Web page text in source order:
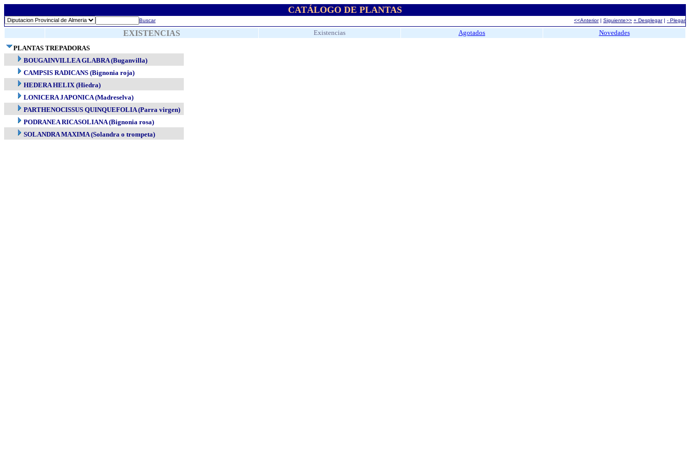
CATÁLOGO DE PLANTAS
Buscar <<Anterior| Siguiente>> + Desplegar| - Plegar
EXISTENCIAS Existencias Agotados
Novedades
PLANTAS TREPADORAS
BOUGAINVILLEA GLABRA (Buganvilla)
CAMPSIS RADICANS (Bignonia roja)
HEDERA HELIX (Hiedra)
LONICERA JAPONICA (Madreselva)
PARTHENOCISSUS QUINQUEFOLIA (Parra virgen)
PODRANEA RICASOLIANA (Bignonia rosa)
SOLANDRA MAXIMA (Solandra o trompeta)